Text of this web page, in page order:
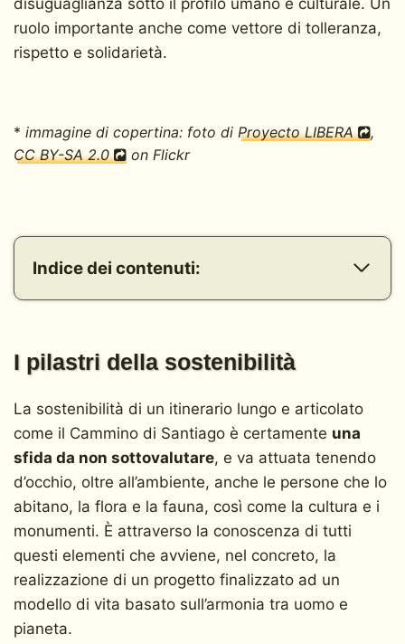
ruolo importante anche come vettore di tolleranza,
rispetto e solidarietà.
* immagine di copertina: foto di Proyecto LIBERA
,
CC BY-SA 2.0
on Flickr
Indice dei contenuti:
Camino Sostenible
Come funziona l'iniziativa della R.S.E. per
Il progetto Life Star +20
Il "Camino Del Reciclaje"
La Credenziale da EcoPeregrino e gli eco-
albergue
Un percorso corale fatto di tante piccole voci
La gioia del camminare lentamente
Il Plogging
La sostenibilità è una risorsa per tutti, anche in Italia
Una sfida da vincere con il contributo di tutti
I pilastri della sostenibilità
La sostenibilità di un itinerario lungo e articolato
come il Cammino di Santiago è certamente una
sfida da non sottovalutare, e va attuata tenendo
d’occhio, oltre all’ambiente, anche le persone che lo
abitano, la flora e la fauna, così come la cultura e i
monumenti. È attraverso la conoscenza di tutti
questi elementi che avviene, nel concreto, la
realizzazione di un progetto finalizzato ad un
modello di vita basato sull’armonia tra uomo e
pianeta.